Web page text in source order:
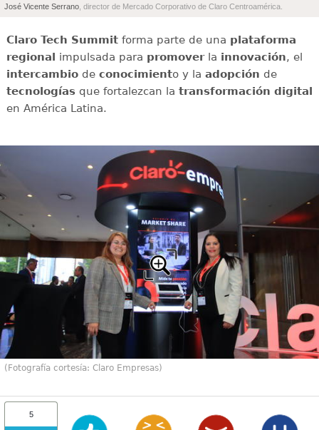
José Vicente Serrano, director de Mercado Corporativo de Claro Centroamérica.
Claro Tech Summitforma parte de una plataforma
regional
impulsada para promoverla innovación, el
intercambiode conocimiento y la adopción de
tecnologíasque fortalezcan la transformación digital
en América Latina.
(Fotografía cortesía: Claro Empresas)
5